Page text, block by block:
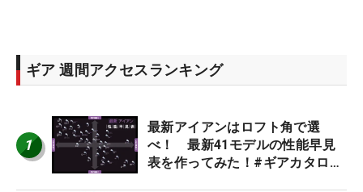
ギア 週間アクセスランキング
1
最新アイアンはロフト角で選
べ！ 最新41モデルの性能早見
表を作ってみた！#ギアカタログ